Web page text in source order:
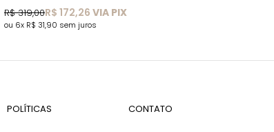
R$ 172,26 VIA PIX
R$ 319,00
6x R$ 31,90 sem juros
POLÍTICAS CONTATO